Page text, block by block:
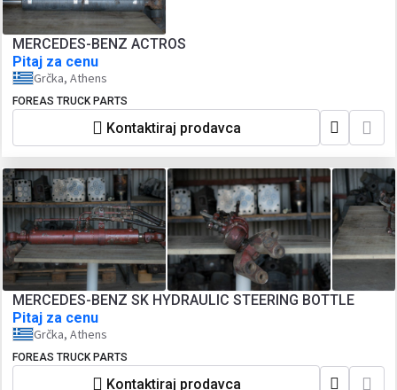
MERCEDES-BENZ ACTROS
Pitaj za cenu
Grčka, Athens
FOREAS TRUCK PARTS
Kontaktiraj prodavca
MERCEDES-BENZ SK HYDRAULIC STEERING BOTTLE
Pitaj za cenu
Grčka, Athens
FOREAS TRUCK PARTS
Kontaktiraj prodavca